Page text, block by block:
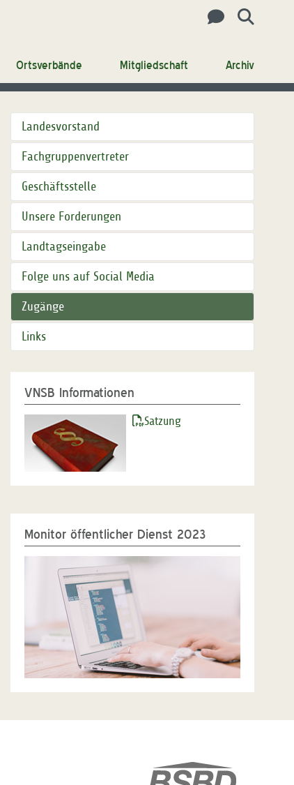
Ortsverbände Mitgliedschaft Archiv
Landesvorstand
Fachgruppenvertreter
Geschäftsstelle
Unsere Forderungen
Landtagseingabe
Folge uns auf Social Media
Zugänge
Links
VNSB Informationen
Satzung
Monitor öffentlicher Dienst 2023